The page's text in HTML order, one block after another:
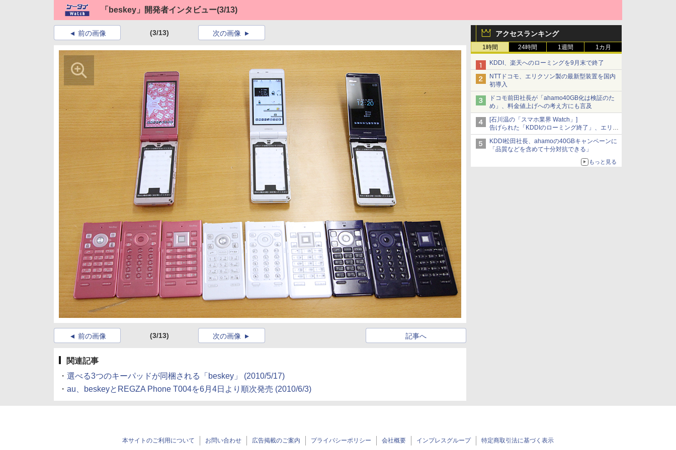
「beskey」開発者インタビュー(3/13)
アクセスランキング
1時間 24時間 1週間 1カ月
KDDI、楽天へのローミングを9月末で終了
NTTドコモ、エリクソン製の最新型装置を国内
初導入
ドコモ前田社長が「ahamo40GB化は検証のた
め」、料金値上げへの考え方にも言及
[石川温の「スマホ業界 Watch」]
告げられた「KDDIのローミング終了」、エリア
マップの落とし穴と楽天モバイルの課題
KDDI松田社長、ahamoの40GBキャンペーンに
「品質などを含めて十分対抗できる」
もっと見る
前の画像 (3/13) 次の画像
前の画像 (3/13) 記事へ
次の画像
関連記事
・ 選べる3つのキーパッドが同梱される「beskey」
(2010/5/17)
・ au、beskeyとREGZA Phone T004を6月4日より順次発売 (2010/6/3)
本サイトのご利用について お問い合わせ 広告掲載のご案内 プライバシーポリシー 会社概要 インプレスグループ 特定商取引法に基づく表示